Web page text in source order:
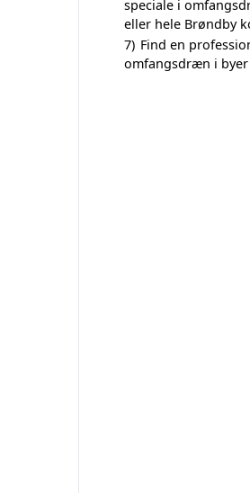
speciale i
eller hele Brøndby
7) Find en
omfangsdræn i